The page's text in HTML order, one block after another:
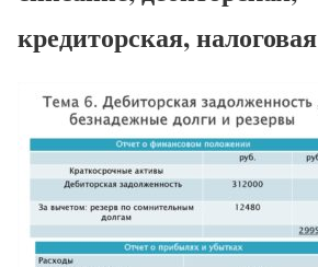
кредиторская, налоговая